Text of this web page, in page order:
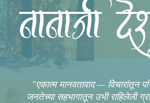
"एकात्म मानवतावाद — विचारांतून
जनतेच्या सहभागातून उभी राहिलेली